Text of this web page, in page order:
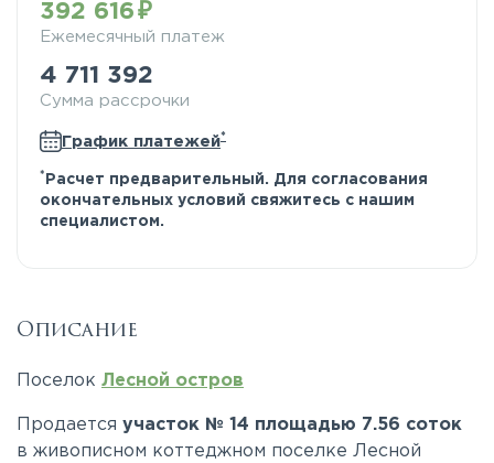
392 616
Ежемесячный платеж
4 711 392
Сумма рассрочки
График платежей*
* Расчет предварительный. Для согласования
окончательных условий свяжитесь с нашим
специалистом.
Описание
Поселок Лесной остров
Продается участок № 14 площадью 7.56 соток
в живописном коттеджном поселке Лесной